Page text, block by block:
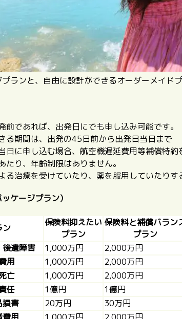
ランと、自由に設計ができるオーダーメイド
前であれば、出発日にでも申し込み可能です。
る期間は、出発の45日前から出発日当日まで
日に申し込む場合、航空機遅延費用等補償特約
たり、年齢制限はありません。
る治療を受けていたり、薬を服用していたりす
ケージプラン）
ン
保険料抑えたい
プラン
保険料と補償バラン
プラン
遺障害
1,000万円 2,000万円
用
1,000万円 2,000万円
亡
1,000万円 2,000万円
任
1億円 1億円
損害
20万円 30万円